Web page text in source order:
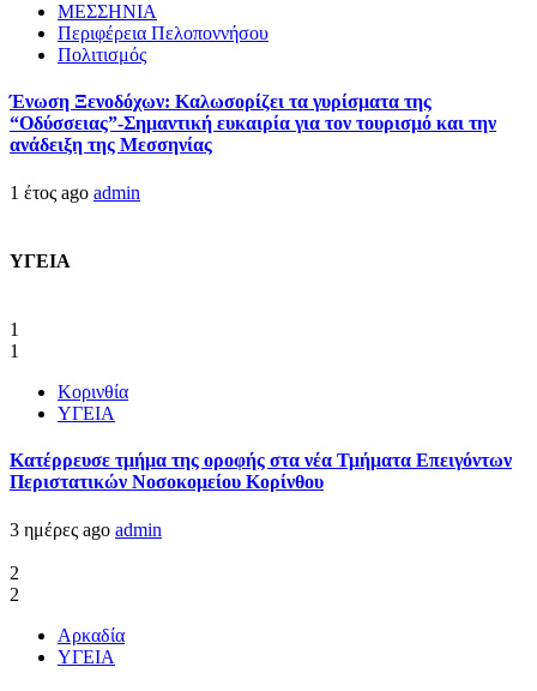
ΜΕΣΣΗΝΙΑ
Περιφέρεια Πελοποννήσου
Πολιτισμός
Ένωση Ξενοδόχων: Καλωσορίζει τα γυρίσματα της
“Οδύσσειας”-Σημαντική ευκαιρία για τον τουρισμό και την
ανάδειξη της Μεσσηνίας
1 έτος ago admin
ΥΓΕΙΑ
1
1
Κορινθία
ΥΓΕΙΑ
Kατέρρευσε τμήμα της οροφής στα νέα Τμήματα Επειγόντων
Περιστατικών Νοσοκομείου Κορίνθου
3 ημέρες ago admin
2
2
Αρκαδία
ΥΓΕΙΑ